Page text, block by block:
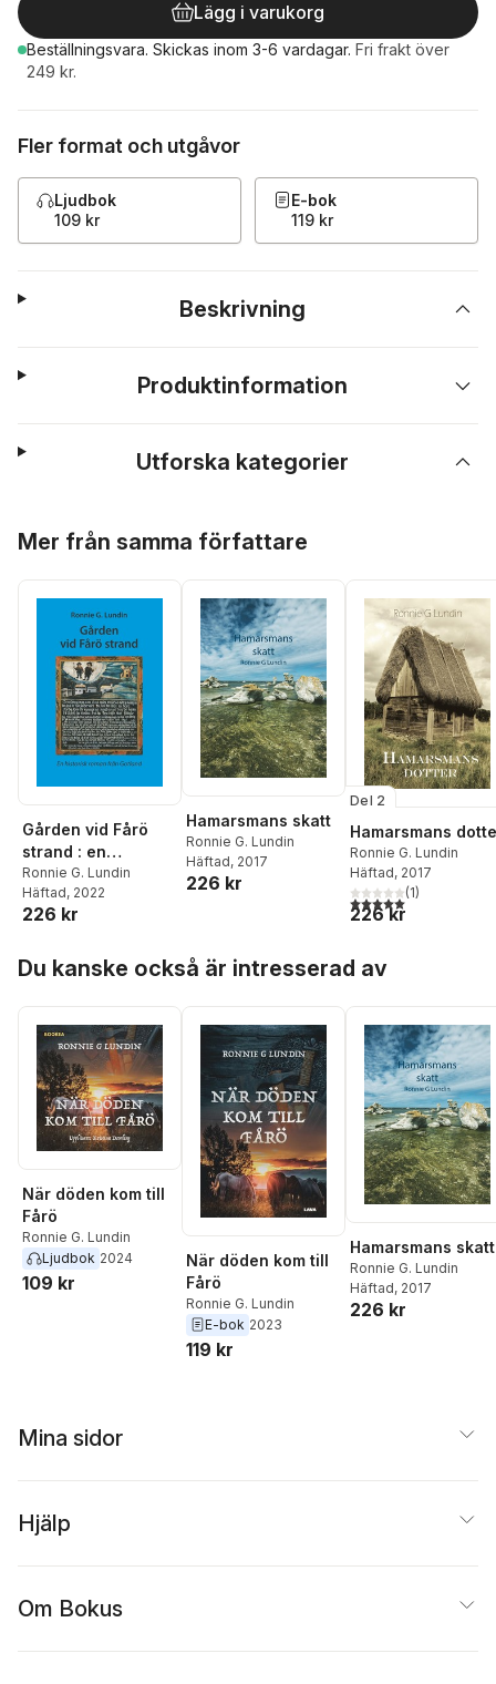
Lägg i varukorg
Beställningsvara. Skickas inom 3-6 vardagar. Fri frakt över
249 kr.
Fler format och utgåvor
Ljudbok
109 kr
E-bok
119 kr
Beskrivning
Produktinformation
Utforska kategorier
Mer från samma författare
Gården vid Fårö
strand : en
historisk roman
från Gotland
Ronnie G. Lundin
Häftad, 2022
226 kr
Hamarsmans skatt
Ronnie G. Lundin
Häftad, 2017
226 kr
Del 2
Hamarsmans
Ronnie G. Lundin
Häftad, 2017
5,0utav 5 stjärnor.
(1)
226 kr
Du kanske också är intresserad av
När döden kom till
Fårö
Ronnie G. Lundin
Ljudbok 2024
109 kr
När döden kom till
Fårö
Ronnie G. Lundin
E-bok 2023
119 kr
Hamarsmans skatt
Ronnie G. Lundin
Häftad, 2017
226 kr
Mina sidor
Hjälp
Om Bokus